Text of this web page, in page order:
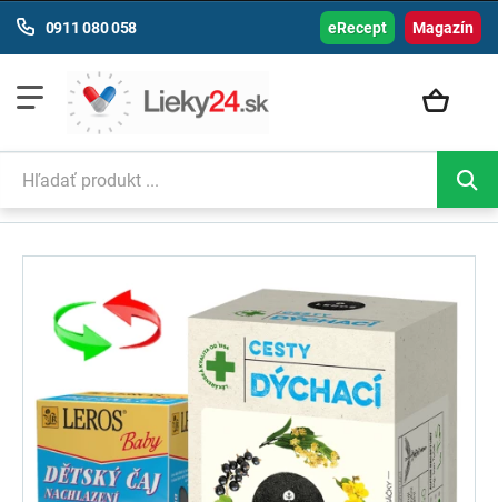
Magazín
0911 080 058 eRecept